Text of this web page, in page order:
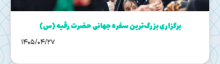
برگزاری بزرگ‌ترین سفره جهانی حضرت رقیه (س)
1405/04/27